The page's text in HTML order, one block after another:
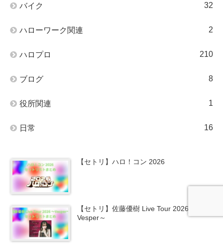
バイク 32
ハローワーク関連 2
ハロプロ 210
ブログ 8
役所関連 1
日常 16
【セトリ】ハロ！コン 2026
【セトリ】佐藤優樹 Live Tour 2026 ～
Vesper～